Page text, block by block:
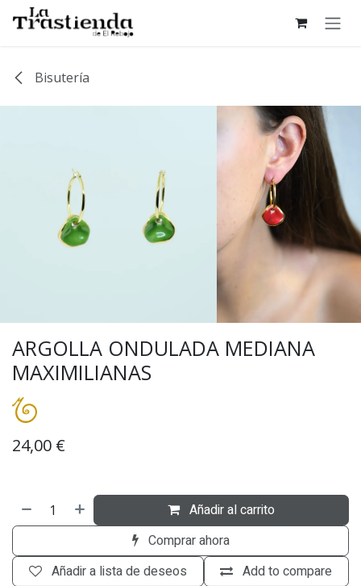
Ir al contenido
Bisutería
ARGOLLA ONDULADA MEDIANA
MAXIMILIANAS
24,00 €
Añadir al carrito
Comprar ahora
Add to compare
Añadir a lista de deseos